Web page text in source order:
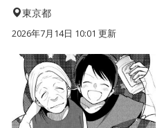
東京都
2026年7月14日 10:01 更新